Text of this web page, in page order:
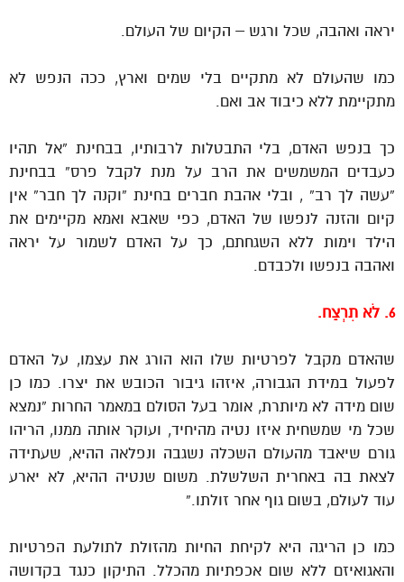
יראה ואהבה, שכל ורגש – הקיום של העולם.
כמו שהעולם לא מתקיים בלי שמים וארץ, ככה הנפש לא
מתקיימת ללא כיבוד אב ואם.
כך בנפש האדם, בלי התבטלות לרבותיו, בבחינת “אל תהיו
כעבדים המשמשים את הרב על מנת לקבל פרס” בבחינת
“עשה לך רב” , ובלי אהבת חברים בחינת “וקנה לך חבר” אין
קיום והזנה לנפשו של האדם, כפי שאבא ואמא מקיימים את
הילד וימות ללא השגחתם, כך על האדם לשמור על יראה
ואהבה בנפשו ולכבדם.
6. לֹא תִרְצַח.
שהאדם מקבל לפרטיות שלו הוא הורג את עצמו, על האדם
לפעול במידת הגבורה, איזהו גיבור הכובש את יצרו. כמו כן
שום מידה לא מיותרת, אומר בעל הסולם במאמר החרות “נמצא
שכל מי שמשחית איזו נטיה מהיחיד, ועוקר אותה ממנו, הריהו
גורם שיאבד מהעולם השכלה נשגבה ונפלאה ההיא, שעתידה
לצאת בה באחרית השלשלת. משום שנטיה ההיא, לא יארע
עוד לעולם, בשום גוף אחר זולתו.”
כמו כן הריגה היא לקיחת החיות מהזולת לתולעת הפרטיות
והאגואיזם ללא שום אכפתיות מהכלל. התיקון כנגד בקדושה